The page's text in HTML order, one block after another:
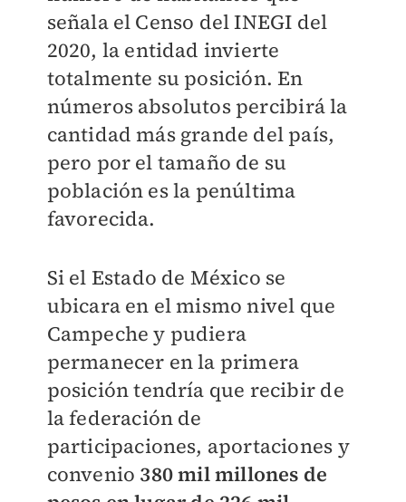
señala el Censo del INEGI del
2020, la entidad invierte
totalmente su posición. En
números absolutos percibirá la
cantidad más grande del país,
pero por el tamaño de su
población es la penúltima
favorecida.
Si el Estado de México se
ubicara en el mismo nivel que
Campeche y pudiera
permanecer en la primera
posición tendría que recibir de
la federación de
participaciones, aportaciones y
convenio 380 mil millones de